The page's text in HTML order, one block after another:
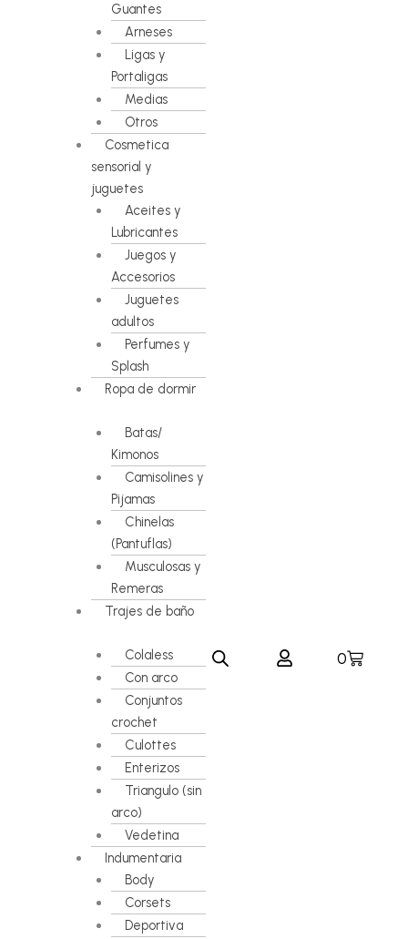
Guantes
Arneses
Ligas y
Portaligas
Medias
Otros
Cosmetica
sensorial y
juguetes
Aceites y
Lubricantes
Juegos y
Accesorios
Juguetes
adultos
Perfumes y
Splash
Ropa de dormir
Batas/
Kimonos
Camisolines y
Pijamas
Chinelas
(Pantuflas)
Musculosas y
Remeras
Trajes de baño
Colaless
Con arco
Conjuntos
crochet
Culottes
Enterizos
Triangulo (sin
arco)
Vedetina
Indumentaria
Body
Corsets
Deportiva
0
Carrito